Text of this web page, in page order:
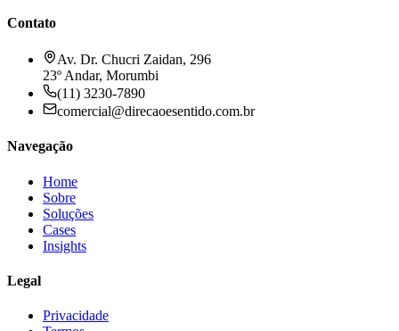
Contato
Av. Dr. Chucri Zaidan, 296
23º Andar, Morumbi
(11) 3230-7890
comercial@direcaoesentido.com.br
Navegação
Home
Sobre
Soluções
Cases
Insights
Legal
Privacidade